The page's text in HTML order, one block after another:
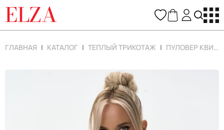
ELZA
ГЛАВНАЯ КАТАЛОГ ТЕПЛЫЙ ТРИКОТАЖ ПУЛОВЕР КВИН (МОККО)